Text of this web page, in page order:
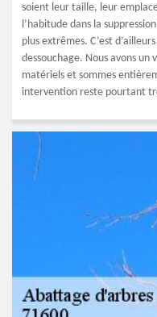
soient leur taille, leur
l’habitude dans la
plus extrêmes. C’est
dessouchage. Nous avons
matériels et sommes
intervention reste pourtant